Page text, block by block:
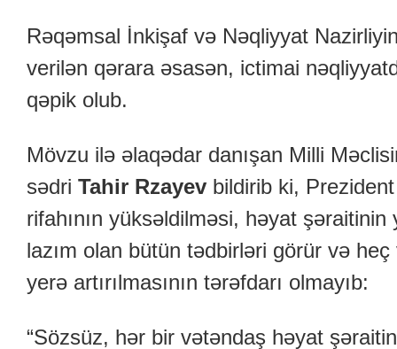
Rəqəmsal İnkişaf və Nəqliyyat
verilən qərara əsasən, ictimai
qəpik olub.
Mövzu ilə əlaqədar danışan Milli
sədri Tahir Rzayev bildirib ki,
rifahının yüksəldilməsi, həyat şəraitinin
lazım olan bütün tədbirləri görür və
yerə artırılmasının tərəfdarı olmayıb:
“Sözsüz, hər bir vətəndaş həyat